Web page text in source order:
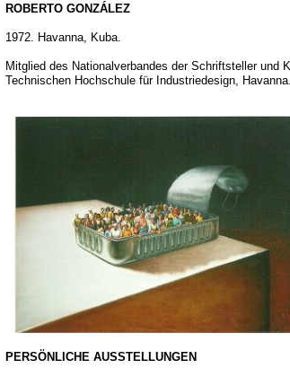
ROBERTO GONZÁLEZ
1972. Havanna, Kuba.
Mitglied des Nationalverbandes der Schriftsteller und
Technischen Hochschule für Industriedesign,
PERSÖNLICHE AUSSTELLUNGEN